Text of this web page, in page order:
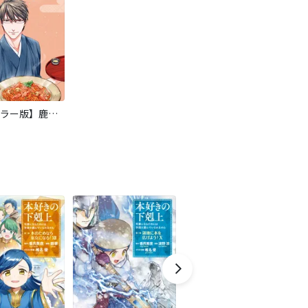
【タテカラー版】鹿楓堂よついろ日和